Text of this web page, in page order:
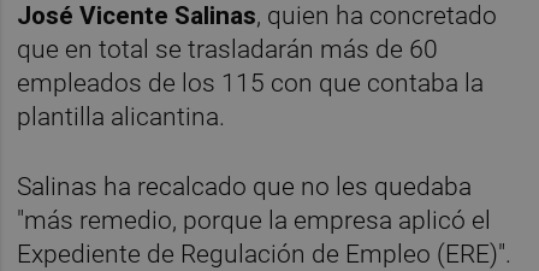
José Vicente Salinas, quien ha concretado
que en total se trasladarán más de 60
empleados de los 115 con que contaba la
plantilla alicantina.
Salinas ha recalcado que no les quedaba
"más remedio, porque la empresa aplicó el
Expediente de Regulación de Empleo (ERE)".